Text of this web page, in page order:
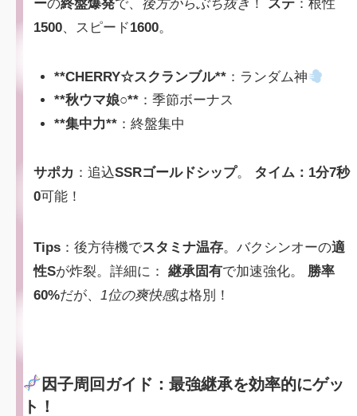
ーの終盤爆発で、 後方からぶち抜き ！ ステ ：根性
1500、スピード1600。
**CHERRY☆スクランブル**：ランダム神
**秋ウマ娘○**：季節ボーナス
**集中力**：終盤集中
サポカ ：追込SSRゴールドシップ。 タイム：1分7秒
0可能！
Tips ：後方待機でスタミナ温存。バクシンオーの適
性Sが炸裂。詳細に：継承固有で加速強化。 勝率
60%だが、 1位の爽快感は格別！
因子周回ガイド：最強継承を効率的にゲッ
ト！